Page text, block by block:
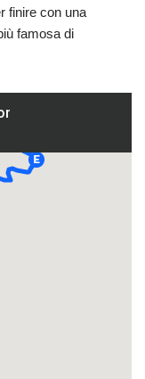
finire con una
famosa di